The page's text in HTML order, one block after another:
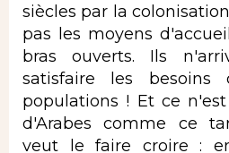
siècles par la
pas les moyens
bras ouverts. Ils
satisfaire les besoins
populations ! Et ce
d'Arabes comme ce
veut le faire croire :